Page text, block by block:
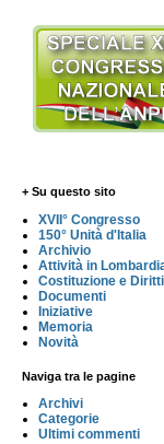
+ Su questo sito
XVII° Congresso
150° Unità d'Italia
Archivio
Attività in
Costituzione e Diritti
Documenti
Iniziative
Memoria
Novità
Naviga tra le pagine
Archivi
Categorie
Ultimi commenti